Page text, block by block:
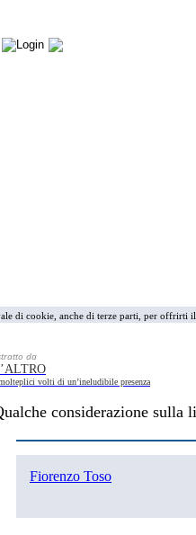
di cookie, anche di terze parti, per
da
volti di un’ineludibile presenza
considerazione sulla
Fiorenzo Toso